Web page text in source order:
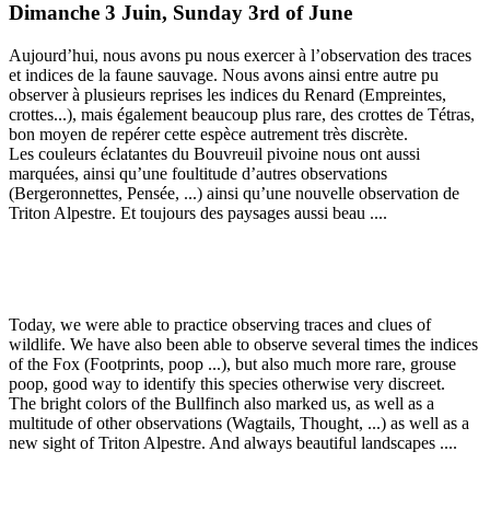
Dimanche 3 Juin, Sunday 3rd of June
Aujourd’hui, nous avons pu nous exercer à l’observation des traces
et indices de la faune sauvage. Nous avons ainsi entre autre pu
observer à plusieurs reprises les indices du Renard (Empreintes,
crottes...), mais également beaucoup plus rare, des crottes de Tétras,
bon moyen de repérer cette espèce autrement très discrète.
Les couleurs éclatantes du Bouvreuil pivoine nous ont aussi
marquées, ainsi qu’une foultitude d’autres observations
(Bergeronnettes, Pensée, ...) ainsi qu’une nouvelle observation de
Triton Alpestre. Et toujours des paysages aussi beau ....
Today, we were able to practice observing traces and clues of
wildlife. We have also been able to observe several times the indices
of the Fox (Footprints, poop ...), but also much more rare, grouse
poop, good way to identify this species otherwise very discreet.
The bright colors of the Bullfinch also marked us, as well as a
multitude of other observations (Wagtails, Thought, ...) as well as a
new sight of Triton Alpestre. And always beautiful landscapes ....